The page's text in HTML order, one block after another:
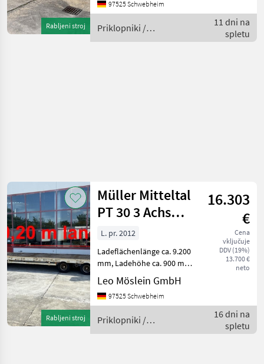
Rabljeni stroj
... More Details: ...
priklopnik
97525 Schwebheim
Priklopniki /
Schwarzmüller
11 dni na
spletu
Rabljeni stroj
Müller Mitteltal
PT 30 3 Achs
Tieflader 9,20 m
Ladefläc
16.303
€
Cena
vključuje
DDV (19%)
13.700 €
neto
L. pr. 2012
Ladeflächenlänge ca. 9.200
mm, Ladehöhe ca. 900 mm,
16 x Zurrösen, , Fahrzeug
wir im Auftrag verkauft , , , -
- Druckfehler, Irrtümer und
Leo Möslein GmbH
97525 Schwebheim
Priklopniki /
Schwarzmüller
16 dni na
spletu